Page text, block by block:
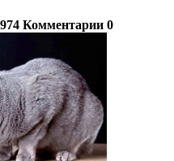
Комментарии 0